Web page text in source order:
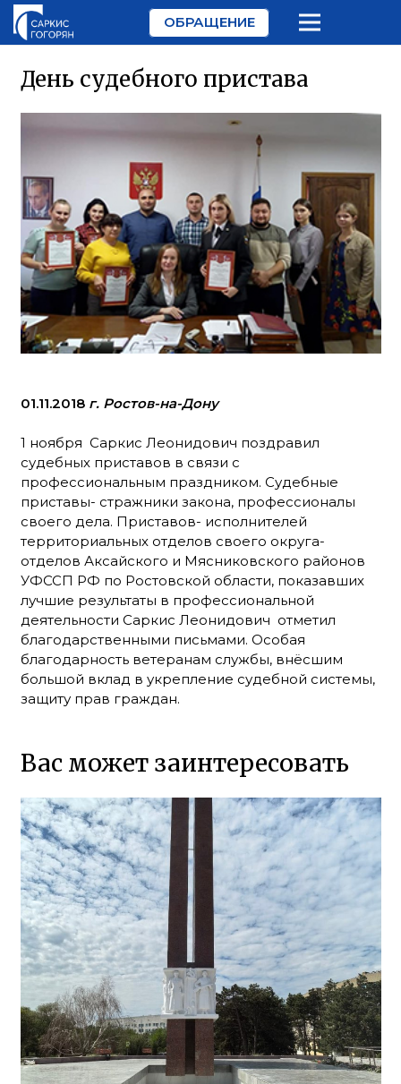
ОБРАЩЕНИЕ
День судебного пристава
01.11.2018 г. Ростов-на-Дону
1 ноября Саркис Леонидович поздравил
судебных приставов в связи с
профессиональным праздником. Судебные
приставы- стражники закона, профессионалы
своего дела. Приставов- исполнителей
территориальных отделов своего округа-
отделов Аксайского и Мясниковского районов
УФССП РФ по Ростовской области, показавших
лучшие результаты в профессиональной
деятельности Саркис Леонидович отметил
благодарственными письмами. Особая
благодарность ветеранам службы, внёсшим
большой вклад в укрепление судебной системы,
защиту прав граждан.
Вас может заинтересовать